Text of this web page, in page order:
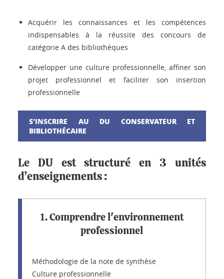
Acquérir les connaissances et les compétences
indispensables à la réussite des concours de
catégorie A des bibliothèques
Développer une culture professionnelle, affiner son
projet professionnel et faciliter son insertion
professionnelle
S'INSCRIRE AU DU CONSERVATEUR ET
BIBLIOTHÉCAIRE
Le DU est structuré en 3 unités
d’enseignements :
1. Comprendre l'environnement
professionnel
Méthodologie de la note de synthèse
Culture professionnelle